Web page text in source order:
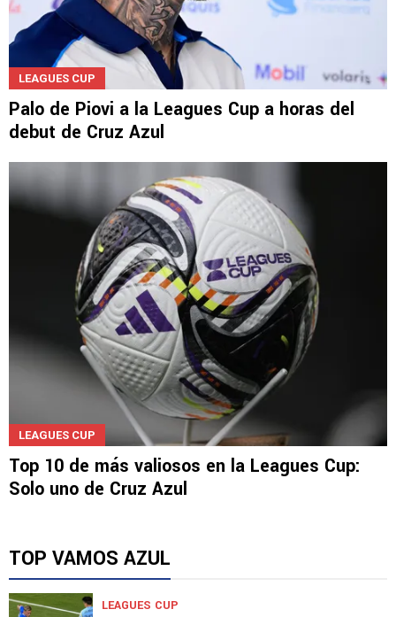
LEAGUES CUP
Palo de Piovi a la Leagues Cup a horas del
debut de Cruz Azul
LEAGUES CUP
Top 10 de más valiosos en la Leagues Cup:
Solo uno de Cruz Azul
TOP VAMOS AZUL
LEAGUES CUP